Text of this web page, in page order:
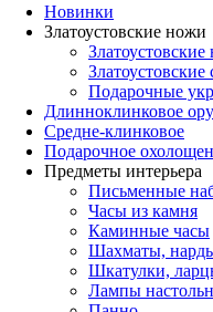
Новинки
Златоустовские ножи
Подарочные
Длинноклинковое
Средне-клинковое
Подарочное
Предметы интерьера
Письменные
Часы из камня
Каминные часы
Шахматы,
Шкатулки,
Лампы